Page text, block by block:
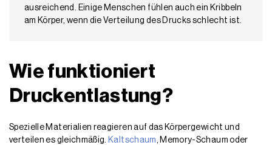
ausreichend. Einige Menschen fühlen auch ein Kribbeln
am Körper, wenn die Verteilung des Drucks schlecht ist.
Wie funktioniert
Druckentlastung?
Spezielle Materialien reagieren auf das Körpergewicht und
verteilen es gleichmäßig.
Kaltschaum
, Memory-Schaum oder